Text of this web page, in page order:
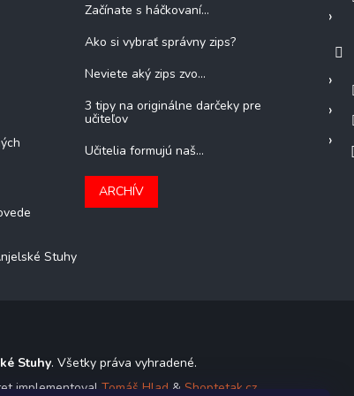
Začínate s háčkovaní...
Ako si vybrať správny zips?
Neviete aký zips zvo...
3 tipy na originálne darčeky pre
učiteľov
Učitelia formujú naš...
ARCHÍV
Stuhy
Stuhy. Všetky práva vyhradené.
implementoval Tomáš Hlad & Shoptetak.cz.